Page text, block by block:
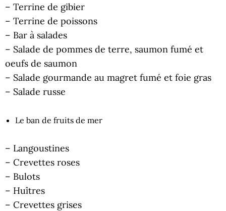
– Terrine de gibier
– Terrine de poissons
– Bar à salades
– Salade de pommes de terre, saumon fumé et
oeufs de saumon
– Salade gourmande au magret fumé et foie gras
– Salade russe
Le ban de fruits de mer
– Langoustines
– Crevettes roses
– Bulots
– Huîtres
– Crevettes grises